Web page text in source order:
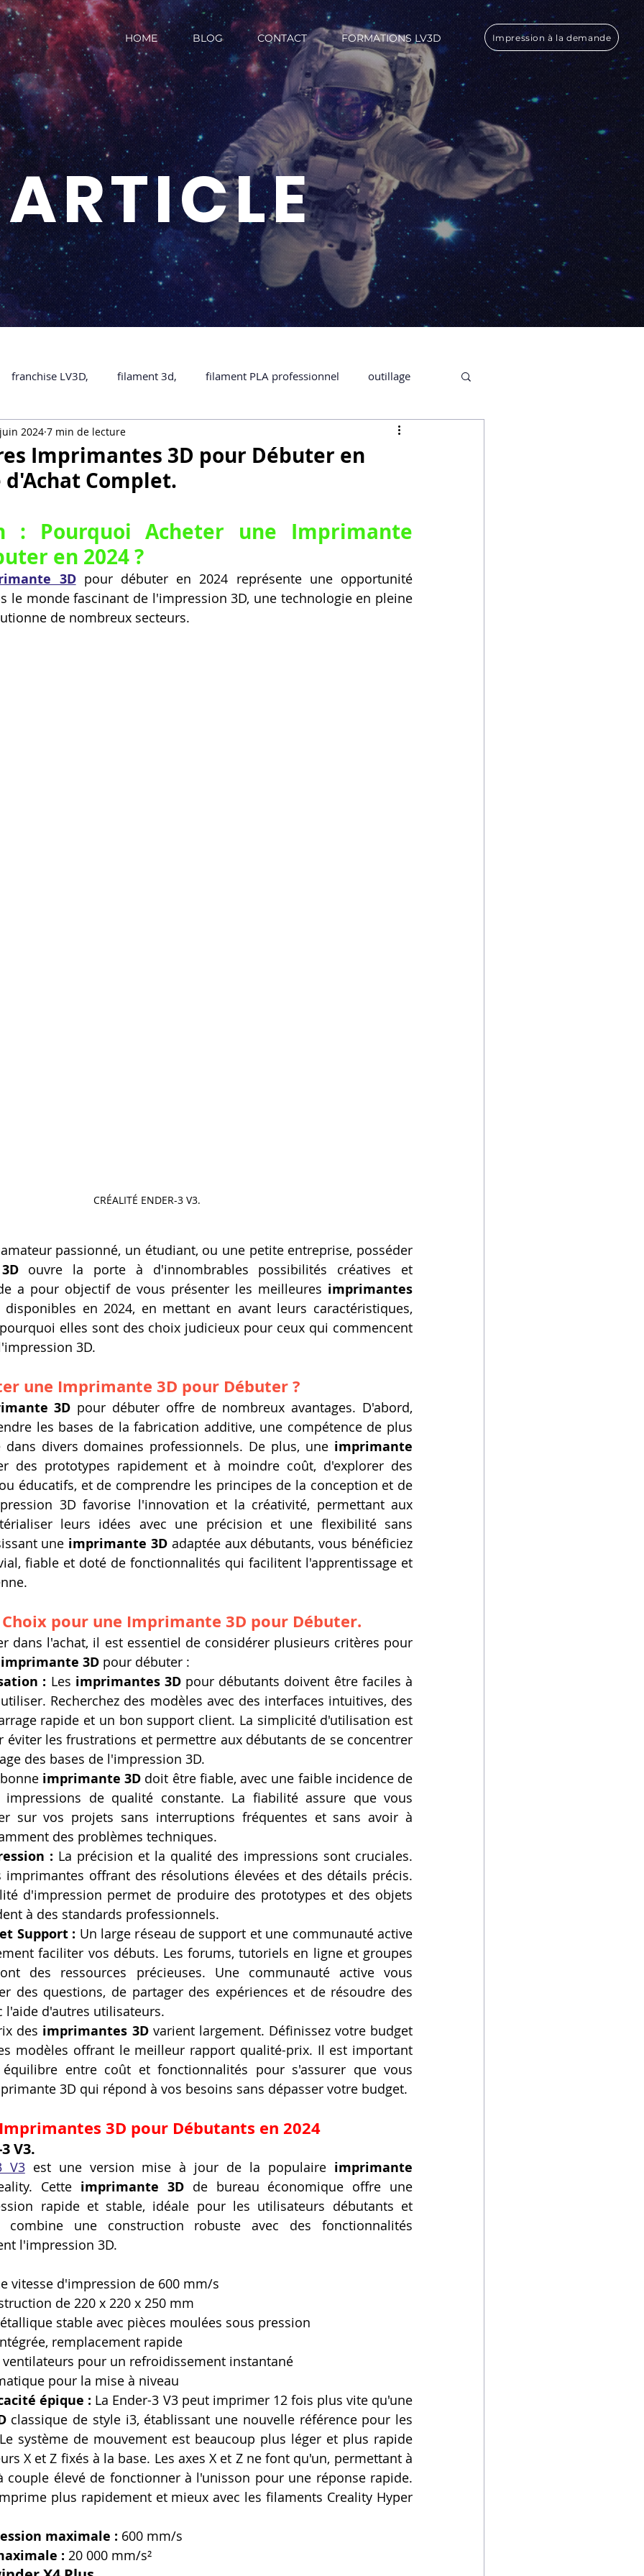
HOME BLOG CONTACT FORMATIONS LV3D Impression à la demande
ARTICLE
franchise LV3D, filament 3d, filament PLA professionnel outillage
Accessoires imprimante 3D professionelle
Formation impression 3D SCANNER 3D
piece en 3D Formation 3D en ligne. Formation 3D CPF
Pro Filament PLA Service administratif en ligne Secrétaire en Ligne
Imprimantes 3D pour Débuter en
d'Achat Complet.
2024 7 min de lecture
: Pourquoi Acheter une Imprimante
en 2024 ?
3D pour débuter en 2024 représente une opportunité
le monde fascinant de l'impression 3D, une technologie en pleine
de nombreux secteurs.
CRÉALITÉ ENDER-3 V3.
passionné, un étudiant, ou une petite entreprise, posséder
ouvre la porte à d'innombrables possibilités créatives et
a pour objectif de vous présenter les meilleures imprimantes
en 2024, en mettant en avant leurs caractéristiques,
elles sont des choix judicieux pour ceux qui commencent
3D.
une Imprimante 3D pour Débuter ?
3D pour débuter offre de nombreux avantages. D'abord,
les bases de la fabrication additive, une compétence de plus
dans divers domaines professionnels. De plus, une imprimante
des prototypes rapidement et à moindre coût, d'explorer des
éducatifs, et de comprendre les principes de la conception et de
3D favorise l'innovation et la créativité, permettant aux
leurs idées avec une précision et une flexibilité sans
une imprimante 3D adaptée aux débutants, vous bénéficiez
fiable et doté de fonctionnalités qui facilitent l'apprentissage et
pour une Imprimante 3D pour Débuter.
dans l'achat, il est essentiel de considérer plusieurs critères pour
imprimante 3D pour débuter :
: Les imprimantes 3D pour débutants doivent être faciles à
Recherchez des modèles avec des interfaces intuitives, des
rapide et un bon support client. La simplicité d'utilisation est
éviter les frustrations et permettre aux débutants de se concentrer
des bases de l'impression 3D.
imprimante 3D doit être fiable, avec une faible incidence de
impressions de qualité constante. La fiabilité assure que vous
sur vos projets sans interruptions fréquentes et sans avoir à
des problèmes techniques.
: La précision et la qualité des impressions sont cruciales.
imprimantes offrant des résolutions élevées et des détails précis.
d'impression permet de produire des prototypes et des objets
à des standards professionnels.
Support : Un large réseau de support et une communauté active
faciliter vos débuts. Les forums, tutoriels en ligne et groupes
des ressources précieuses. Une communauté active vous
des questions, de partager des expériences et de résoudre des
l'aide d'autres utilisateurs.
des imprimantes 3D varient largement. Définissez votre budget
modèles offrant le meilleur rapport qualité-prix. Il est important
entre coût et fonctionnalités pour s'assurer que vous
3D qui répond à vos besoins sans dépasser votre budget.
Imprimantes 3D pour Débutants en 2024
V3.
V3 est une version mise à jour de la populaire imprimante
Cette imprimante 3D de bureau économique offre une
rapide et stable, idéale pour les utilisateurs débutants et
combine une construction robuste avec des fonctionnalités
l'impression 3D.
vitesse d'impression de 600 mm/s
de 220 x 220 x 250 mm
stable avec pièces moulées sous pression
remplacement rapide
ventilateurs pour un refroidissement instantané
pour la mise à niveau
épique :
classique de style i3, établissant une nouvelle référence pour les
système de mouvement est beaucoup plus léger et plus rapide
X et Z fixés à la base. Les axes X et Z ne font qu'un, permettant à
couple élevé de fonctionner à l'unisson pour une réponse rapide.
plus rapidement et mieux avec les filaments Creality Hyper
maximale : 600 mm/s
: 20 000 mm/s²